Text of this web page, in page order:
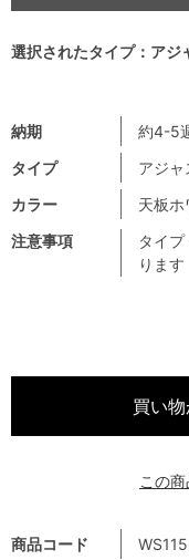
商品コード
注意事項
タイ
ります
納期
約4-5
タイプ
アジャ
カラー
天板ホ
選択されたタイプ：アジ
この